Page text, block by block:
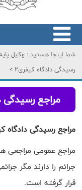
شما اینجا هستید : وکیل
رسیدگی دادگاه کیفری2 >
مراجع رسیدگی
مراجع رسیدگی دادگاه
مراجع عمومی مراجعی
جرائم را دارند مگر
قرار گرفته است.